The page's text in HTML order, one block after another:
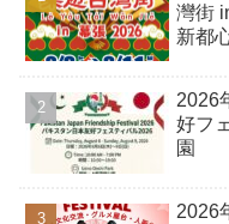
灣街
新都
2026
好フ
園
2026